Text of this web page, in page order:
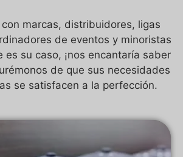
marcas, distribuidores, ligas
de eventos y minoristas
es su caso, ¡nos encantaría saber
de que sus necesidades
se satisfacen a la perfección.